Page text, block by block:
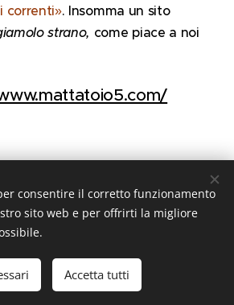
correnti». Insomma un sito
strano, come piace a noi
consentire il corretto funzionamento
sito web e per offrirti la migliore
Accetta tutti